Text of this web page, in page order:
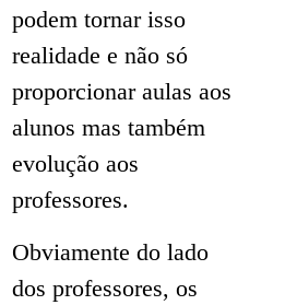
podem tornar isso
realidade e não só
proporcionar aulas aos
alunos mas também
evolução aos
professores.
Obviamente do lado
dos professores, os